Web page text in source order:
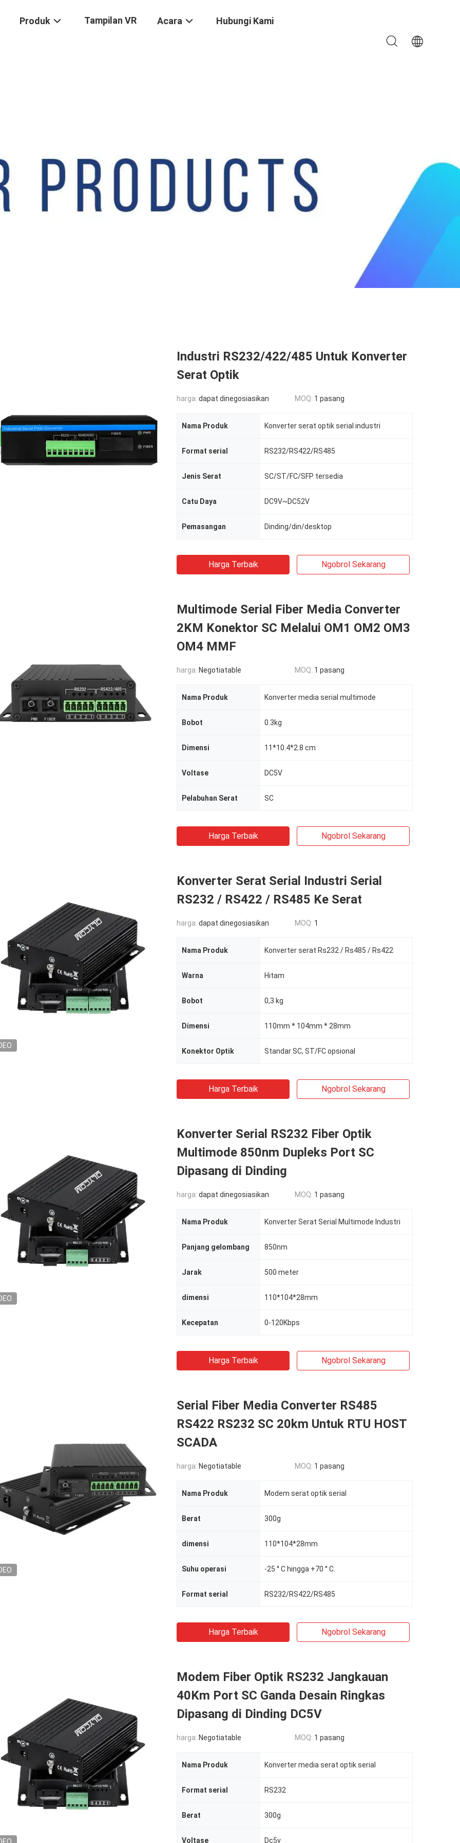
Produk Tampilan VR Acara Hubungi Kami
Industri RS232/422/485 Untuk Konverter
Serat Optik
harga: dapat dinegosiasikan MOQ: 1 pasang
Nama Produk Konverter serat optik serial industri
Format serial RS232/RS422/RS485
Jenis Serat SC/ST/FC/SFP tersedia
Catu Daya DC9V~DC52V
Pemasangan Dinding/din/desktop
Harga Terbaik Ngobrol Sekarang
Multimode Serial Fiber Media Converter
2KM Konektor SC Melalui OM1 OM2 OM3
OM4 MMF
harga: Negotiatable MOQ: 1 pasang
Nama Produk Konverter media serial multimode
Bobot 0.3kg
Dimensi 11*10.4*2.8 cm
Voltase DC5V
Pelabuhan Serat SC
Harga Terbaik Ngobrol Sekarang
Konverter Serat Serial Industri Serial
RS232 / RS422 / RS485 Ke Serat
harga: dapat dinegosiasikan MOQ: 1
Nama Produk Konverter serat Rs232 / Rs485 / Rs422
Warna Hitam
Bobot 0,3 kg
Dimensi 110mm * 104mm * 28mm
Konektor Optik Standar SC, ST/FC opsional
Harga Terbaik Ngobrol Sekarang
Konverter Serial RS232 Fiber Optik
Multimode 850nm Dupleks Port SC
Dipasang di Dinding
harga: dapat dinegosiasikan MOQ: 1 pasang
Nama Produk Konverter Serat Serial Multimode Industri
Panjang gelombang 850nm
Jarak 500 meter
dimensi 110*104*28mm
Kecepatan 0-120Kbps
Harga Terbaik Ngobrol Sekarang
Serial Fiber Media Converter RS485
RS422 RS232 SC 20km Untuk RTU HOST
SCADA
harga: Negotiatable MOQ: 1 pasang
Nama Produk Modem serat optik serial
Berat 300g
dimensi 110*104*28mm
Suhu operasi -25 ° C hingga +70 ° C.
Format serial RS232/RS422/RS485
Harga Terbaik Ngobrol Sekarang
Modem Fiber Optik RS232 Jangkauan
40Km Port SC Ganda Desain Ringkas
Dipasang di Dinding DC5V
harga: Negotiatable MOQ: 1 pasang
Nama Produk Konverter media serat optik serial
Format serial RS232
Berat 300g
Voltase Dc5v